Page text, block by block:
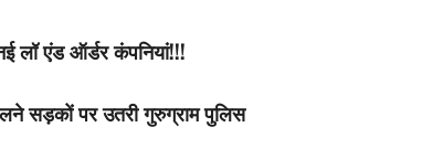
लॉ एंड ऑर्डर कंपनियां!!!
सड़कों पर उतरी गुरुग्राम पुलिस